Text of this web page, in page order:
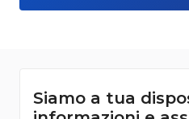
Siamo a tua